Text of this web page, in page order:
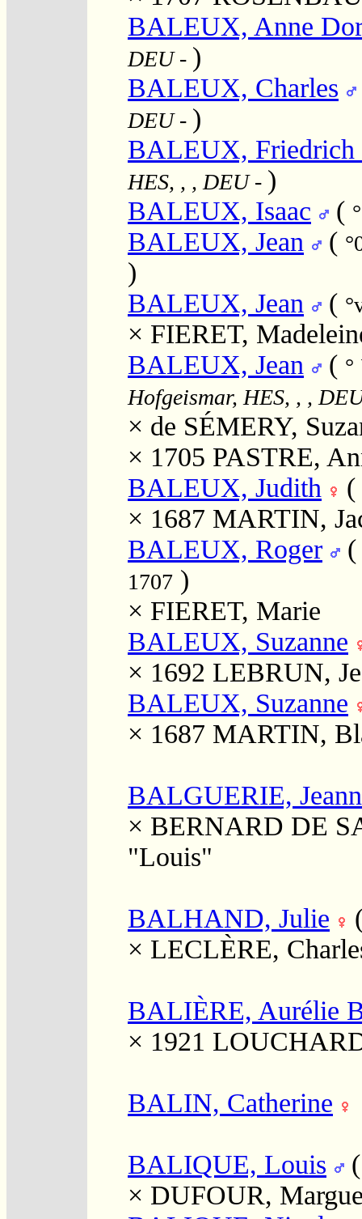
BALEUX, Anne
DEU- )
BALEUX, Charles
DEU- )
BALEUX, Friedrich
HES, , , DEU- )
BALEUX, Isaac
(
BALEUX, Jean (
)
BALEUX, Jean
(
× FIERET,
BALEUX, Jean
( °
Hofgeismar, HES, , ,
× de SÉMERY,
× 1705 PASTRE,
BALEUX, Judith
(
× 1687 MARTIN,
BALEUX, Roger
1707 )
× FIERET, Marie
BALEUX, Suzanne
× 1692 LEBRUN,
BALEUX, Suzanne
× 1687 MARTIN,
BALGUERIE,
× BERNARD DE
"Louis"
BALHAND, Julie
× LECLÈRE,
BALIÈRE, Aurélie
× 1921
BALIN, Catherine
BALIQUE, Louis
× DUFOUR,